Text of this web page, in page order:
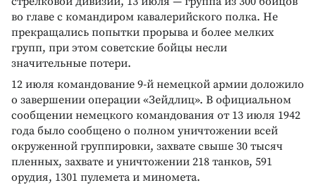
во главе с командиром кавалерийского полка. Не
прекращались попытки прорыва и более мелких
групп, при этом советские бойцы несли
значительные потери.
12 июля командование 9-й немецкой армии доложило
о завершении операции «Зейдлиц». В официальном
сообщении немецкого командования от 13 июля 1942
года было сообщено о полном уничтожении всей
окруженной группировки, захвате свыше 30 тысяч
пленных, захвате и уничтожении 218 танков, 591
орудия, 1301 пулемета и миномета.